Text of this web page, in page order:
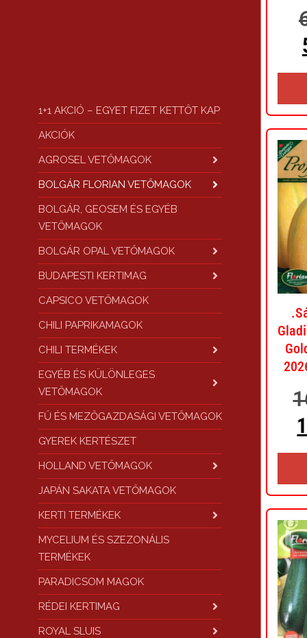
1+1 AKCIÓ – EGYET FIZET KETTŐT KAP
AKCIÓK
AGROSEL VETŐMAGOK
BOLGÁR FLORIAN VETŐMAGOK
BOLGÁR, GEOSEM ÉS EGYÉB
VETŐMAGOK
BOLGÁR OPAL VETŐMAGOK
BUDAPESTI KERTIMAG
CAPSICO VETŐMAGOK
CHILI PAPRIKAMAGOK
CHILI TERMÉKEK
EGYÉB ÉS KÜLÖNLEGES
VETŐMAGOK
FŰ ÉS MEZŐGAZDASÁGI VETŐMAGOK
GYEREK KERTÉSZET
HOLLAND VETŐMAGOK
JAPÁN SAKATA VETŐMAGOK
KERTI TERMÉKEK
MYCELIUM ÉS SZEZONÁLIS
TERMÉKEK
PARADICSOM MAGOK
RÉDEI KERTIMAG
ROYAL SLUIS